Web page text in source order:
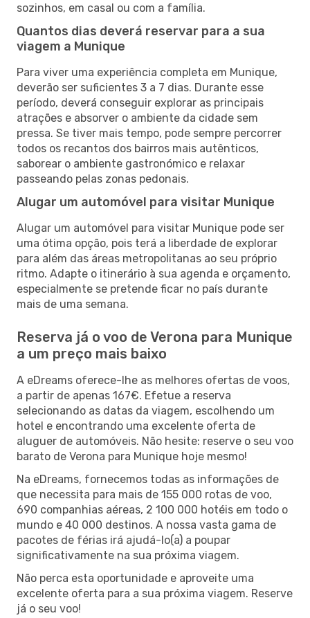
sozinhos, em casal ou com a família.
Quantos dias deverá reservar para a sua
viagem a Munique
Para viver uma experiência completa em Munique,
deverão ser suficientes 3 a 7 dias. Durante esse
período, deverá conseguir explorar as principais
atrações e absorver o ambiente da cidade sem
pressa. Se tiver mais tempo, pode sempre percorrer
todos os recantos dos bairros mais autênticos,
saborear o ambiente gastronómico e relaxar
passeando pelas zonas pedonais.
Alugar um automóvel para visitar Munique
Alugar um automóvel para visitar Munique pode ser
uma ótima opção, pois terá a liberdade de explorar
para além das áreas metropolitanas ao seu próprio
ritmo. Adapte o itinerário à sua agenda e orçamento,
especialmente se pretende ficar no país durante
mais de uma semana.
Reserva já o voo de Verona para Munique
a um preço mais baixo
A eDreams oferece-lhe as melhores ofertas de voos,
a partir de apenas 167€. Efetue a reserva
selecionando as datas da viagem, escolhendo um
hotel e encontrando uma excelente oferta de
aluguer de automóveis. Não hesite: reserve o seu voo
barato de Verona para Munique hoje mesmo!
Na eDreams, fornecemos todas as informações de
que necessita para mais de 155 000 rotas de voo,
690 companhias aéreas, 2 100 000 hotéis em todo o
mundo e 40 000 destinos. A nossa vasta gama de
pacotes de férias irá ajudá-lo(a) a poupar
significativamente na sua próxima viagem.
Não perca esta oportunidade e aproveite uma
excelente oferta para a sua próxima viagem. Reserve
já o seu voo!